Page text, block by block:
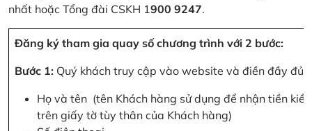
nhất hoặc Tổng đài CSKH 1900 9247.
Đăng ký tham gia quay số chương trình với 2 bước:
Bước 1: Quý khách truy cập vào website và điền đầy đủ
Họ và tên (tên Khách hàng sử dụng để nhận tiền
trên giấy tờ tùy thân của Khách hàng)